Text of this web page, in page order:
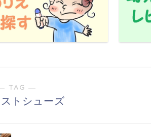
TAG ―
トシューズ